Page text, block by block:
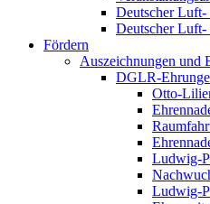
Deutscher Luft-
Deutscher Luft-
Fördern
Auszeichnungen und
DGLR-
Otto-
Ludwig-
Ludwig-